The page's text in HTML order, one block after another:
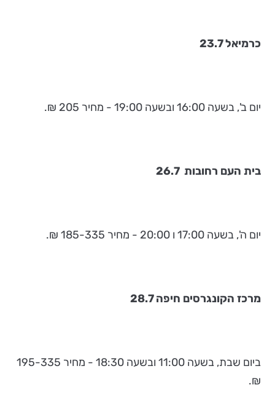
כרמיאל 23.7
יום ב', בשעה 16:00 ובשעה 19:00 - מחיר 205 ₪.
בית העם רחובות 26.7
יום ה', בשעה 17:00 ו 20:00 - מחיר 185-335 ₪.
מרכז הקונגרסים חיפה 28.7
ביום שבת, בשעה 11:00 ובשעה 18:30 - מחיר 195-335
₪.